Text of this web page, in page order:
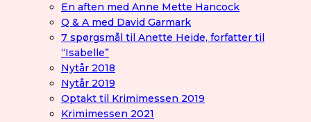
En aften med Anne Mette Hancock
Q & A med David Garmark
7 spørgsmål til Anette Heide, forfatter til
“Isabelle”
Nytår 2018
Nytår 2019
Optakt til Krimimessen 2019
Krimimessen 2021